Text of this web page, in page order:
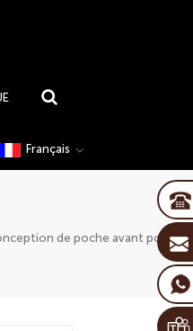
Français
de poche avant pour